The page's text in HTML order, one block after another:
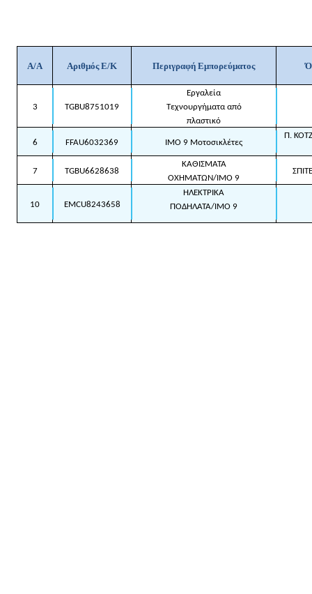
Α/Α Αριθμός Ε/Κ Περιγραφή Εμπορεύματος
3 TGBU8751019
Εργαλεία
Τεχνουργήματα από
πλαστικό
6 FFAU6032369 IMO 9 Μοτοσικλέτες
Π.
7 TGBU6628638
ΚΑΘΙΣΜΑΤΑ
ΟΧΗΜΑΤΩΝ/ΙΜΟ 9
10 EMCU8243658
ΗΛΕΚΤΡΙΚΑ
ΠΟΔΗΛΑΤΑ/ΙΜΟ 9